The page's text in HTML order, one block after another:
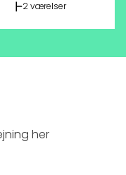
2 værelser
her